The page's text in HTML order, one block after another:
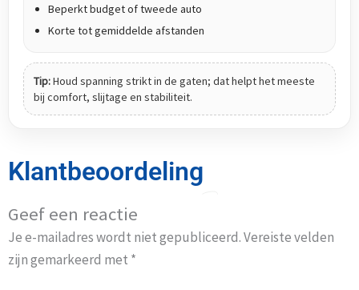
Beperkt budget of tweede auto
Korte tot gemiddelde afstanden
Tip:Houd spanning strikt in de gaten; dat helpt het meeste
bij comfort, slijtage en stabiliteit.
Klantbeoordeling
Geef een reactie
Je e-mailadres wordt niet gepubliceerd.Vereiste velden
zijn gemarkeerd met *